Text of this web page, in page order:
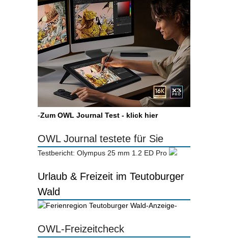
-Zum OWL Journal Test - klick hier
OWL Journal testete für Sie
Testbericht: Olympus 25 mm 1.2 ED Pro
Urlaub & Freizeit im Teutoburger
Wald
-Anzeige-
OWL-Freizeitcheck